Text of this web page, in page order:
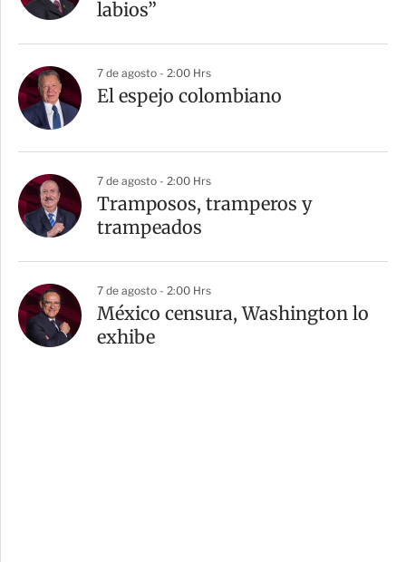
labios”
7 de agosto - 2:00 Hrs
El espejo colombiano
7 de agosto - 2:00 Hrs
Tramposos, tramperos y
trampeados
7 de agosto - 2:00 Hrs
México censura, Washington lo
exhibe